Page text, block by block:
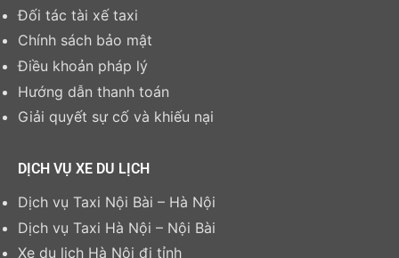
Đối tác tài xế taxi
Chính sách bảo mật
Điều khoản pháp lý
Hướng dẫn thanh toán
Giải quyết sự cố và khiếu nại
DỊCH VỤ XE DU LỊCH
Dịch vụ Taxi Nội Bài – Hà Nội
Dịch vụ Taxi Hà Nội – Nội Bài
Xe du lịch Hà Nội đi tỉnh